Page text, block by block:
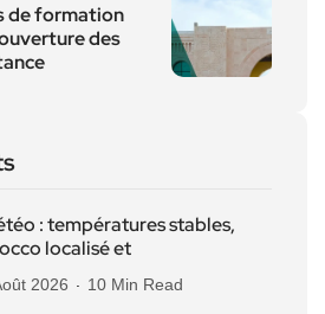
de formation
des
: températures stables,
localisé et
2026 10 Min Read